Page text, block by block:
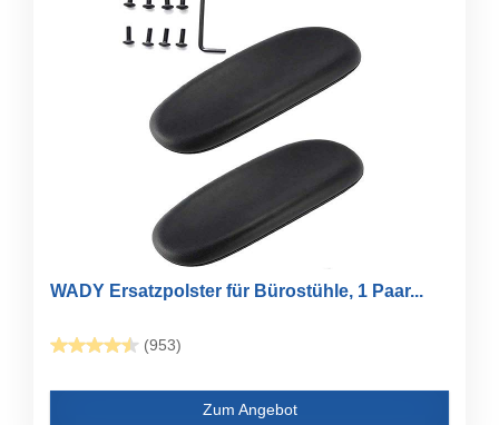
WADY Ersatzpolster für Bürostühle, 1 Paar...
(953)
Zum Angebot